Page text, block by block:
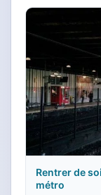
Rentrer de
métro